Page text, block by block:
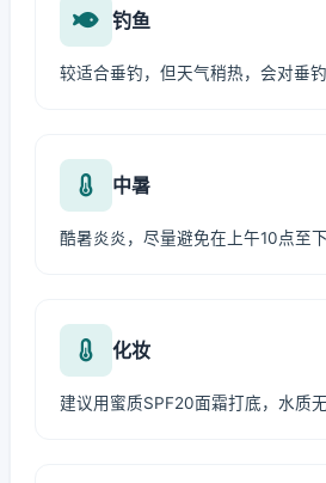
钓鱼
较适合垂钓，但天气稍热，会对垂
中暑
酷暑炎炎，尽量避免在上午10点至
化妆
建议用蜜质SPF20面霜打底，水质无